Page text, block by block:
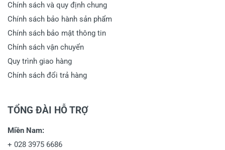
Chính sách và quy định chung
Chính sách bảo hành sản phẩm
Chính sách bảo mật thông tin
Chính sách vận chuyển
Quy trình giao hàng
Chính sách đổi trả hàng
TỔNG ĐÀI HỖ TRỢ
Miền Nam:
+ 028 3975 6686